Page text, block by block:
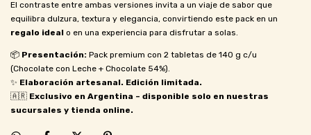
El contraste entre ambas versiones invita a un viaje de sabor que
equilibra dulzura, textura y elegancia, convirtiendo este pack en un
regalo ideal o en una experiencia para disfrutar a solas.
📦 Presentación: Pack premium con 2 tabletas de 140 g c/u
(Chocolate con Leche + Chocolate 54%).
✨ Elaboración artesanal. Edición limitada.
🇦🇷 Exclusivo en Argentina – disponible solo en nuestras
sucursales y tienda online.